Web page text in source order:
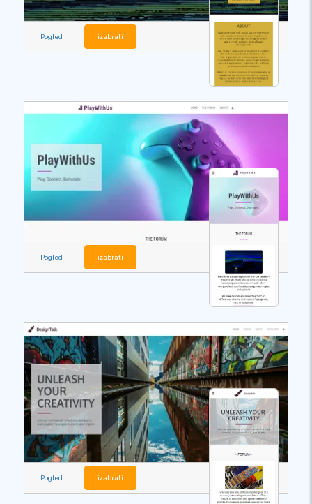
Pogled izabrati
Pogled izabrati
Pogled izabrati